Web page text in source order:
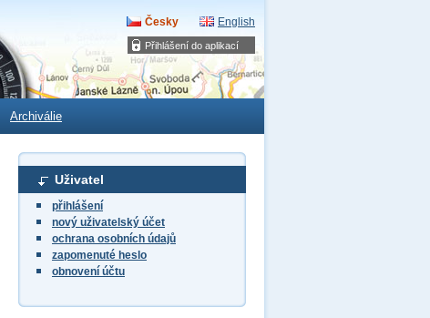
Přihlášení do aplikací
Česky English
Archiválie
Uživatel
přihlášení
nový uživatelský účet
ochrana osobních údajů
zapomenuté heslo
obnovení účtu